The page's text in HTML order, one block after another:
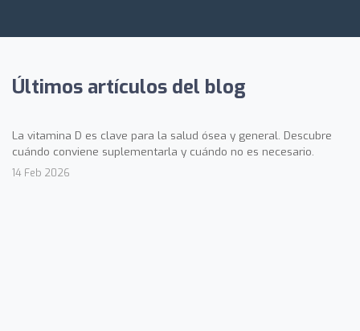
Últimos artículos del blog
La vitamina D es clave para la salud ósea y general. Descubre
cuándo conviene suplementarla y cuándo no es necesario.
14 Feb 2026